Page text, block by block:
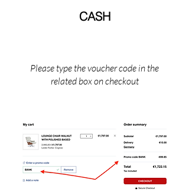
CASH
Please type the voucher code in the
related box on checkout